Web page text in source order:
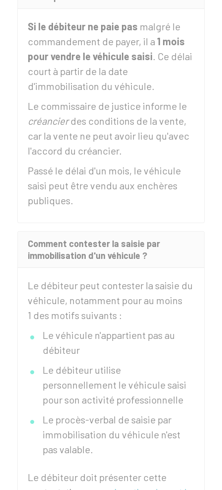
Si le débiteur ne paie pas malgré le
commandement de payer, il a 1 mois
pour vendre le véhicule saisi. Ce délai
court à partir de la date
d'immobilisation du véhicule.
Le commissaire de justice informe le
créancierdes conditions de la vente,
car la vente ne peut avoir lieu qu'avec
l'accord du créancier.
Passé le délai d'un mois, le véhicule
saisi peut être vendu aux enchères
publiques.
Comment contester la saisie par
immobilisation d'un véhicule ?
Le débiteur peut contester la saisie du
véhicule, notamment pour au moins
1 des motifs suivants :
Le véhicule n'appartient pas au
débiteur
Le débiteur utilise
personnellement le véhicule saisi
pour son activité professionnelle
Le procès-verbal de saisie par
immobilisation du véhicule n'est
pas valable.
Le débiteur doit présenter cette